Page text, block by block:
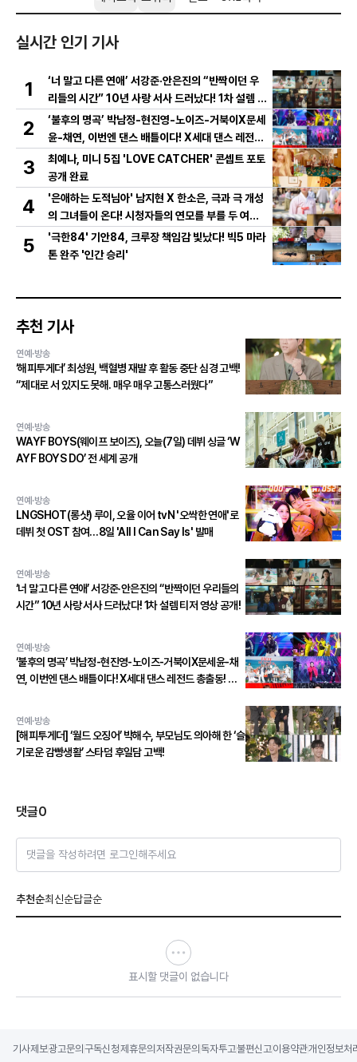
실시간 인기 기사
1
‘너 말고 다른 연애’ 서강준·안은진의 “반짝이던 우
리들의 시간” 10년 사랑 서사 드러났다! 1차 설렘 티
저 영상 공개!
2
‘불후의 명곡’ 박남정-현진영-노이즈-거북이X문세
윤-채연, 이번엔 댄스 배틀이다! X세대 댄스 레전드
총출동! 댄스 본능 깨운다!
3
최예나, 미니 5집 'LOVE CATCHER' 콘셉트 포토
공개 완료
4
'은애하는 도적님아' 남지현 X 한소은, 극과 극 개성
의 그녀들이 온다! 시청자들의 연모를 부를 두 여인
의 활약은?
5
'극한84' 기안84, 크루장 책임감 빛났다! 빅5 마라
톤 완주 '인간 승리'
추천 기사
연예·방송
‘해피투게더’ 최성원, 백혈병 재발 후 활동 중단 심경 고백!
“제대로 서 있지도 못해. 매우 매우 고통스러웠다”
연예·방송
WAYF BOYS(웨이프 보이즈), 오늘(7일) 데뷔 싱글 ‘W
AYF BOYS DO’ 전 세계 공개
연예·방송
LNGSHOT(롱샷) 루이, 오율 이어 tvN '오싹한 연애'로
데뷔 첫 OST 참여…8일 'All I Can Say Is' 발매
연예·방송
‘너 말고 다른 연애’ 서강준·안은진의 “반짝이던 우리들의
시간” 10년 사랑 서사 드러났다! 1차 설렘 티저 영상 공개!
연예·방송
‘불후의 명곡’ 박남정-현진영-노이즈-거북이X문세윤-채
연, 이번엔 댄스 배틀이다! X세대 댄스 레전드 총출동! 댄
연예·방송
[해피투게더] ‘월드 오징어’ 박해수, 부모님도 의아해 한 ‘슬
기로운 감빵생활’ 스타덤 후일담 고백!
댓글0
댓글을 작성하려면 로그인해주세요
추천순최신순답글순
표시할 댓글이 없습니다
기사제보광고문의 구독신청제휴문의 저작권문의 독자투고불편신고이용약관개인정보처